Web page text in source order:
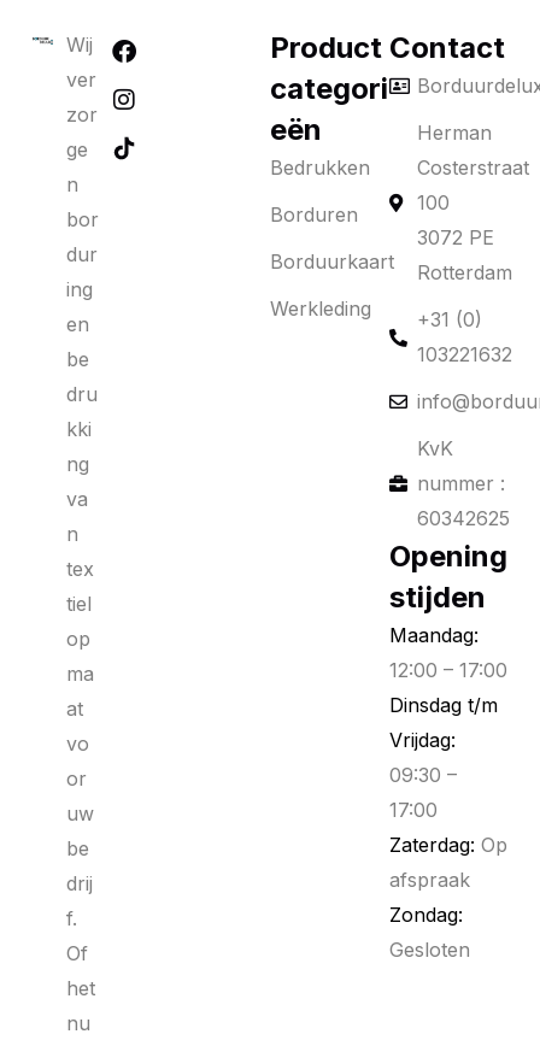
Wij
ver
zor
ge
n
bor
dur
ing
en
be
dru
kki
ng
va
n
tex
tiel
op
ma
at
vo
or
uw
be
drij
f.
Of
het
nu
Product
categori
eën
Bedrukken
Borduren
Borduurkaart
Werkleding
Contact
Herman
Costerstraat
100
3072 PE
Rotterdam
+31 (0)
103221632
KvK
nummer :
60342625
Opening
stijden
Maandag:
12:00 – 17:00
Dinsdag t/m
Vrijdag:
09:30 –
17:00
Zaterdag: Op
afspraak
Zondag:
Gesloten